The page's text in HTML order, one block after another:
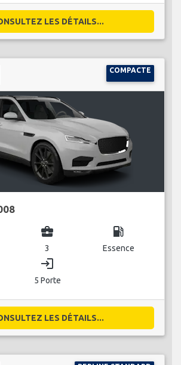
LES DÉTAILS...
COMPACTE
business_center
3
local_gas_station
Essence
login
5 Porte
LES DÉTAILS...